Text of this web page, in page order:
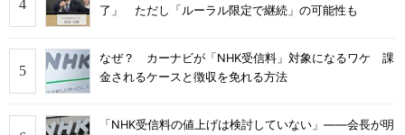
了」 ただし「ルーラル限定で継続」の可能性も
なぜ？ カーナビが「NHK受信料」対象になるワケ 課
金されるケースと徴収を免れる方法
「NHK受信料の値上げは検討していない」――会長が明